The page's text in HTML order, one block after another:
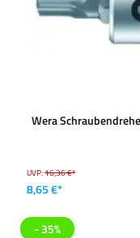
Wera
UVP:16,36 €*
8,65 €*
- 35%